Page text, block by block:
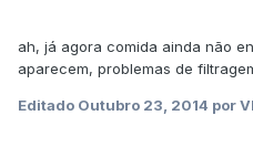
ah, já agora comida ainda não
aparecem, problemas de
Editado Outubro 23, 2014 por